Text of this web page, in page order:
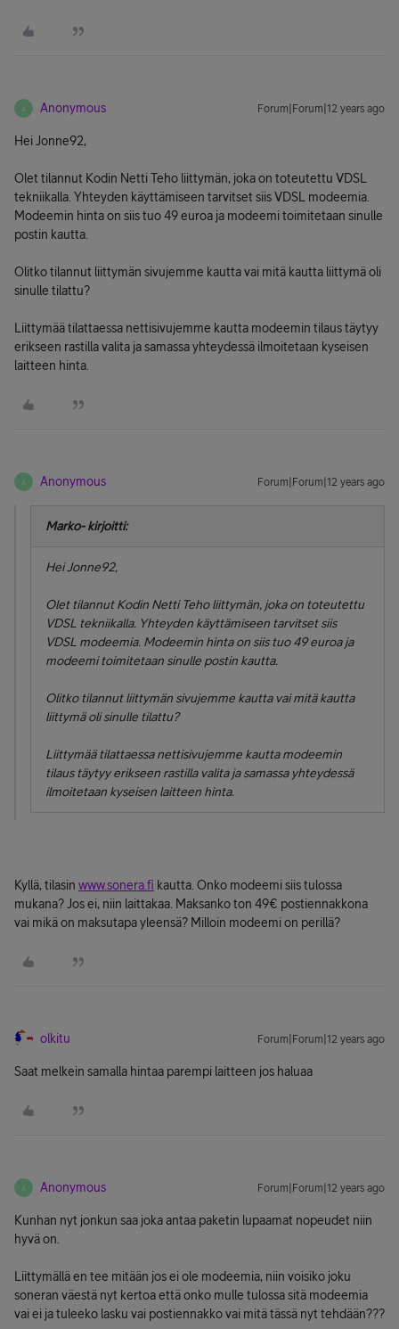
A Anonymous Forum|Forum|12 years ago
Hei Jonne92,
Olet tilannut Kodin Netti Teho liittymän, joka on toteutettu VDSL
tekniikalla. Yhteyden käyttämiseen tarvitset siis VDSL modeemia.
Modeemin hinta on siis tuo 49 euroa ja modeemi toimitetaan sinulle
postin kautta.
Olitko tilannut liittymän sivujemme kautta vai mitä kautta liittymä oli
sinulle tilattu?
Liittymää tilattaessa nettisivujemme kautta modeemin tilaus täytyy
erikseen rastilla valita ja samassa yhteydessä ilmoitetaan kyseisen
laitteen hinta.
A Anonymous Forum|Forum|12 years ago
Marko- kirjoitti:
Hei Jonne92,
Olet tilannut Kodin Netti Teho liittymän, joka on toteutettu
VDSL tekniikalla. Yhteyden käyttämiseen tarvitset siis
VDSL modeemia. Modeemin hinta on siis tuo 49 euroa ja
modeemi toimitetaan sinulle postin kautta.
Olitko tilannut liittymän sivujemme kautta vai mitä kautta
liittymä oli sinulle tilattu?
Liittymää tilattaessa nettisivujemme kautta modeemin
tilaus täytyy erikseen rastilla valita ja samassa yhteydessä
ilmoitetaan kyseisen laitteen hinta.
Kyllä, tilasin www.sonera.fi kautta. Onko modeemi siis tulossa
mukana? Jos ei, niin laittakaa. Maksanko ton 49€ postiennakkona
vai mikä on maksutapa yleensä? Milloin modeemi on perillä?
olkitu Forum|Forum|12 years ago
Saat melkein samalla hintaa parempi laitteen jos haluaa
A Anonymous Forum|Forum|12 years ago
Kunhan nyt jonkun saa joka antaa paketin lupaamat nopeudet niin
hyvä on.
Liittymällä en tee mitään jos ei ole modeemia, niin voisiko joku
soneran väestä nyt kertoa että onko mulle tulossa sitä modeemia
vai ei ja tuleeko lasku vai postiennakko vai mitä tässä nyt tehdään???